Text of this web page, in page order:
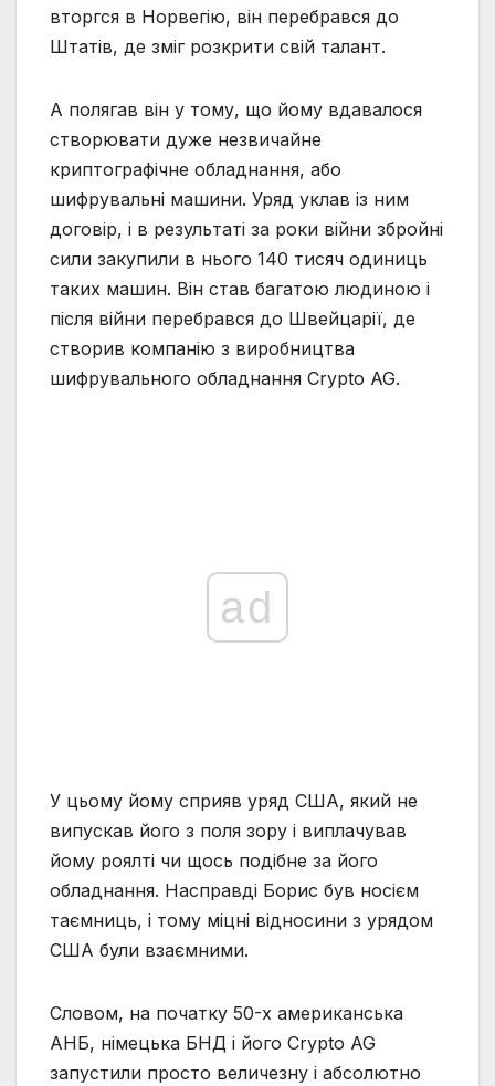
вторгся в Норвегію, він перебрався до
Штатів, де зміг розкрити свій талант.
А полягав він у тому, що йому вдавалося
створювати дуже незвичайне
криптографічне обладнання, або
шифрувальні машини. Уряд уклав із ним
договір, і в результаті за роки війни збройні
сили закупили в нього 140 тисяч одиниць
таких машин. Він став багатою людиною і
після війни перебрався до Швейцарії, де
створив компанію з виробництва
шифрувального обладнання Crypto AG.
ad
У цьому йому сприяв уряд США, який не
випускав його з поля зору і виплачував
йому роялті чи щось подібне за його
обладнання. Насправді Борис був носієм
таємниць, і тому міцні відносини з урядом
США були взаємними.
Словом, на початку 50-х американська
АНБ, німецька БНД і його Crypto AG
запустили просто величезну і абсолютно